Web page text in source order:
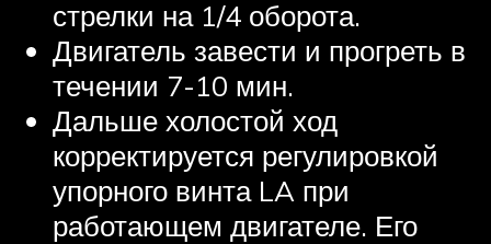
стрелки на 1/4 оборота.
Двигатель завести и прогреть в
течении 7-10 мин.
Дальше холостой ход
корректируется регулировкой
упорного винта LA при
работающем двигателе. Его